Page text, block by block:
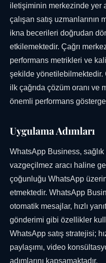
iletişiminin merkezinde yer
çalışan satış
ikna becerileri doğrudan
etkilemektedir. Çağrı
performans metrikleri ve
şekilde yönetilebilmektedir.
ilk çağrıda çözüm oranı ve
önemli performans
Uygulama Adımları
WhatsApp Business,
vazgeçilmez aracı haline
çoğunluğu WhatsApp
etmektedir. WhatsApp
otomatik mesajlar, hızlı
gönderimi gibi özellikler
WhatsApp satış stratejisi;
paylaşımı, video
adımlarını kapsamaktadır.